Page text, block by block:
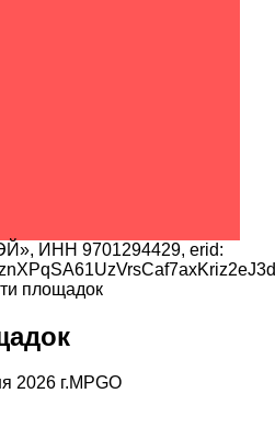
, ИНН 9701294429, erid:
площадок
2026 г.MPGO